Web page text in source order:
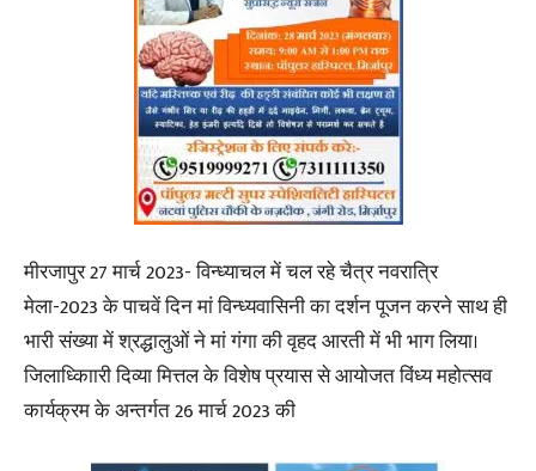
मीरजापुर 27 मार्च 2023- विन्ध्याचल में चल रहे चैत्र नवरात्रि
मेला-2023 के पाचवें दिन मां विन्ध्यवासिनी का दर्शन पूजन करने साथ ही
भारी संख्या में श्रद्धालुओं ने मां गंगा की वृहद आरती में भी भाग लिया।
जिलाध्किाारी दिव्या मित्तल के विशेष प्रयास से आयोजत विंध्य महोत्सव
कार्यक्रम के अन्तर्गत 26 मार्च 2023 की